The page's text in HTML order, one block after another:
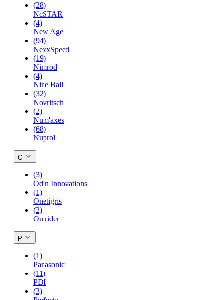
(28)
NcSTAR
(4)
New Age
(94)
NexxSpeed
(19)
Nimrod
(4)
Nine Ball
(32)
Novritsch
(2)
Num'axes
(68)
Nuprol
O
(3)
Odin Innovations
(1)
Onetigris
(2)
Outrider
P
(1)
Panasonic
(11)
PDI
(3)